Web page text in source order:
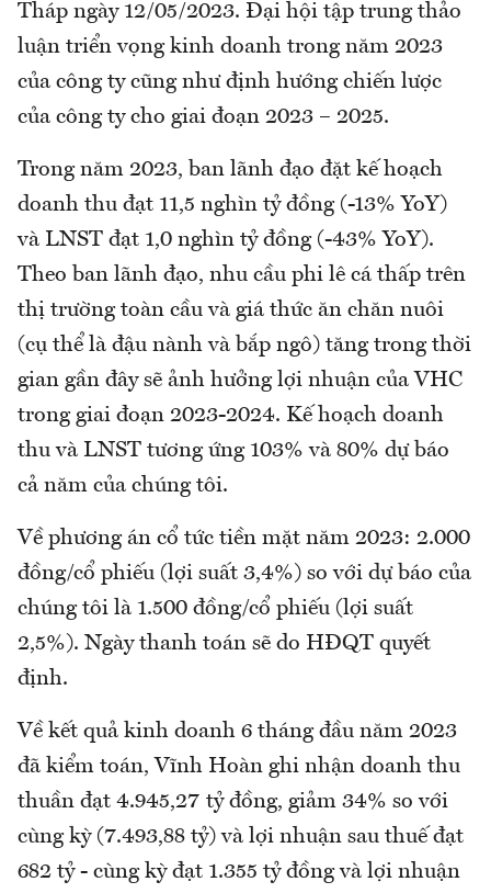
Tháp ngày 12/05/2023. Đại hội tập trung thảo
luận triển vọng kinh doanh trong năm 2023
của công ty cũng như định hướng chiến lược
của công ty cho giai đoạn 2023 – 2025.
Trong năm 2023, ban lãnh đạo đặt kế hoạch
doanh thu đạt 11,5 nghìn tỷ đồng (-13% YoY)
và LNST đạt 1,0 nghìn tỷ đồng (-43% YoY).
Theo ban lãnh đạo, nhu cầu phi lê cá thấp trên
thị trường toàn cầu và giá thức ăn chăn nuôi
(cụ thể là đậu nành và bắp ngô) tăng trong thời
gian gần đây sẽ ảnh hưởng lợi nhuận của VHC
trong giai đoạn 2023-2024. Kế hoạch doanh
thu và LNST tương ứng 103% và 80% dự báo
cả năm của chúng tôi.
Về phương án cổ tức tiền mặt năm 2023: 2.000
đồng/cổ phiếu (lợi suất 3,4%) so với dự báo của
chúng tôi là 1.500 đồng/cổ phiếu (lợi suất
2,5%). Ngày thanh toán sẽ do HĐQT quyết
định.
Về kết quả kinh doanh 6 tháng đầu năm 2023
đã kiểm toán, Vĩnh Hoàn ghi nhận doanh thu
thuần đạt 4.945,27 tỷ đồng, giảm 34% so với
cùng kỳ (7.493,88 tỷ) và lợi nhuận sau thuế đạt
682 tỷ - cùng kỳ đạt 1.355 tỷ đồng và lợi nhuận